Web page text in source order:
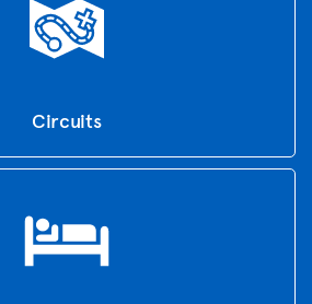
Circuits